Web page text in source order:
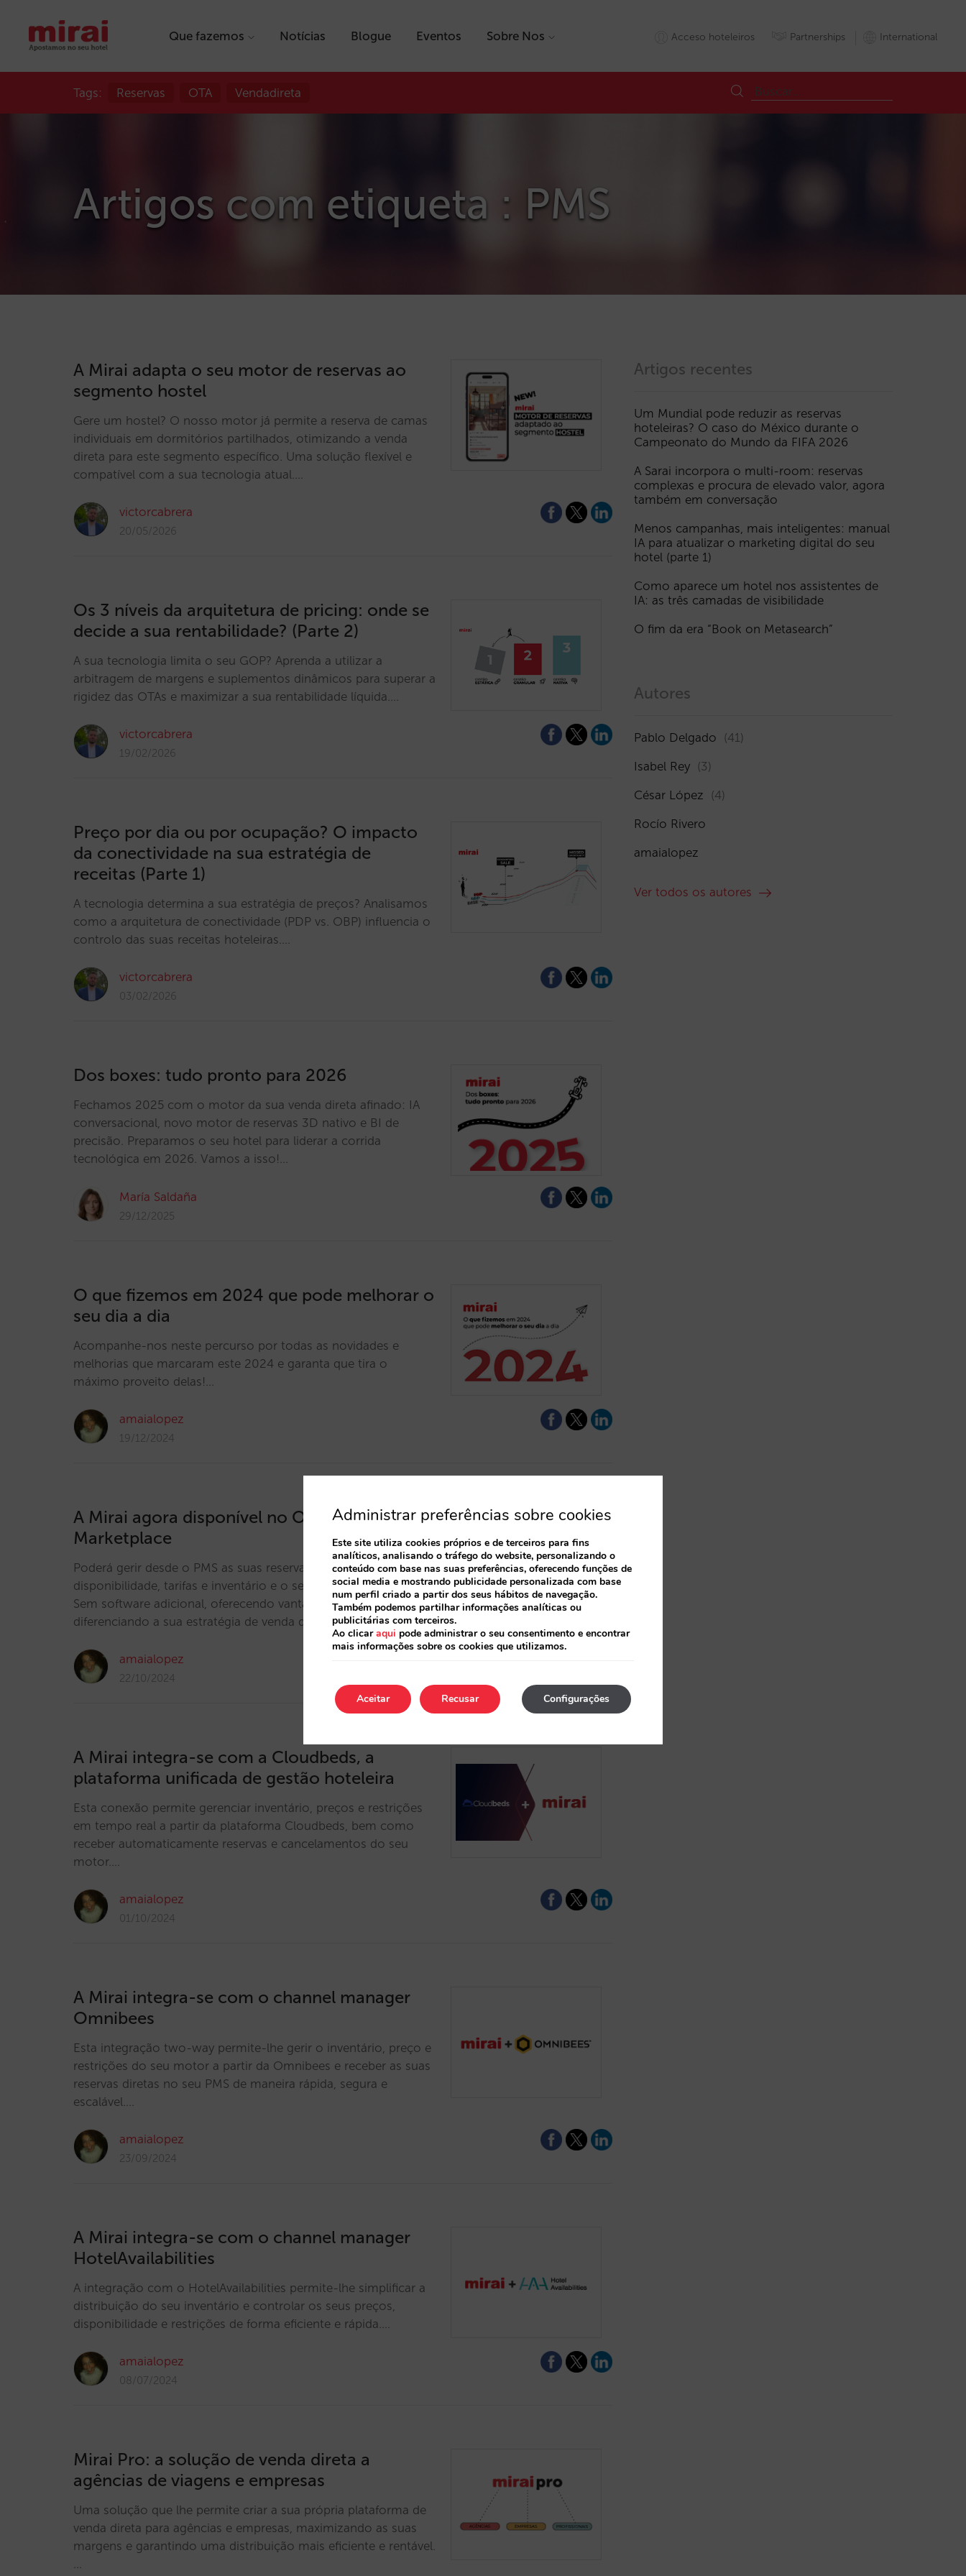
Que fazemos Notícias Blogue Eventos Sobre Nos Acceso hoteleiros Partnerships International
Tags: Reservas OTA Vendadireta
Artigos com etiqueta : PMS
A Mirai adapta o seu motor de reservas ao
segmento hostel
Gere um hostel? O nosso motor já permite a reserva de camas
individuais em dormitórios partilhados, otimizando a venda
direta para este segmento específico. Uma solução flexível e
compatível com a sua tecnologia atual.…
victorcabrera
20/05/2026
Os 3 níveis da arquitetura de pricing: onde se
decide a sua rentabilidade? (Parte 2)
A sua tecnologia limita o seu GOP? Aprenda a utilizar a
arbitragem de margens e suplementos dinâmicos para superar a
rigidez das OTAs e maximizar a sua rentabilidade líquida.…
victorcabrera
19/02/2026
Preço por dia ou por ocupação? O impacto
da conectividade na sua estratégia de
receitas (Parte 1)
A tecnologia determina a sua estratégia de preços? Analisamos
como a arquitetura de conectividade (PDP vs. OBP) influencia o
controlo das suas receitas hoteleiras.…
victorcabrera
03/02/2026
Dos boxes: tudo pronto para 2026
Fechamos 2025 com o motor da sua venda direta afinado: IA
conversacional, novo motor de reservas 3D nativo e BI de
precisão. Preparamos o seu hotel para liderar a corrida
tecnológica em 2026. Vamos a isso!…
María Saldaña
29/12/2025
O que fizemos em 2024 que pode melhorar o
seu dia a dia
Acompanhe-nos neste percurso por todas as novidades e
melhorias que marcaram este 2024 e garanta que tira o
máximo proveito delas!…
amaialopez
19/12/2024
A Mirai agora disponível no Oracle Cloud
Marketplace
Poderá gerir desde o PMS as suas reservas diretas, a
disponibilidade, tarifas e inventário e o seu motor de reservas.
Sem software adicional, oferecendo vantagens únicas e
diferenciando a sua estratégia de venda direta da das OTAs.…
amaialopez
22/10/2024
A Mirai integra-se com a Cloudbeds, a
plataforma unificada de gestão hoteleira
Esta conexão permite gerenciar inventário, preços e restrições
em tempo real a partir da plataforma Cloudbeds, bem como
receber automaticamente reservas e cancelamentos do seu
motor.…
amaialopez
01/10/2024
A Mirai integra-se com o channel manager
Omnibees
Esta integração two-way permite-lhe gerir o inventário, preço e
restrições do seu motor a partir da Omnibees e receber as suas
reservas diretas no seu PMS de maneira rápida, segura e
escalável.…
amaialopez
23/09/2024
A Mirai integra-se com o channel manager
HotelAvailabilities
A integração com o HotelAvailabilities permite-lhe simplificar a
distribuição do seu inventário e controlar os seus preços,
disponibilidade e restrições de forma eficiente e rápida.…
amaialopez
08/07/2024
Mirai Pro: a solução de venda direta a
agências de viagens e empresas
Uma solução que lhe permite criar a sua própria plataforma de
venda direta para agências e empresas, maximizando as suas
margens e garantindo uma distribuição mais eficiente e rentável.
…
Artigos recentes
Um Mundial pode reduzir as reservas
hoteleiras? O caso do México durante o
Campeonato do Mundo da FIFA 2026
A Sarai incorpora o multi-room: reservas
complexas e procura de elevado valor, agora
também em conversação
Menos campanhas, mais inteligentes: manual
IA para atualizar o marketing digital do seu
hotel (parte 1)
Como aparece um hotel nos assistentes de
IA: as três camadas de visibilidade
O fim da era “Book on Metasearch”
Autores
Pablo Delgado (41)
Isabel Rey (3)
César López (4)
Rocío Rivero
amaialopez
Ver todos os autores
Administrar preferências sobre cookies
Este site utiliza cookies próprios e de terceiros para fins
analíticos, analisando o tráfego do website, personalizando o
conteúdo com base nas suas preferências, oferecendo funções de
social media e mostrando publicidade personalizada com base
num perfil criado a partir dos seus hábitos de navegação.
Também podemos partilhar informações analíticas ou
publicitárias com terceiros.
Ao clicaraqui pode administrar o seu consentimento e encontrar
mais informações sobre os cookies que utilizamos.
Aceitar Configurações
Recusar